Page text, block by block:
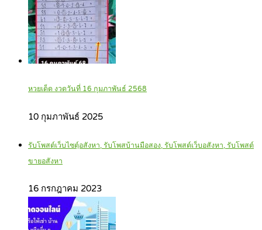
หวยเด็ด งวดวันที่ 16 กุมภาพันธ์ 2568
10 กุมภาพันธ์ 2025
รับโพสต์เว็บไซตฺ์อสังหา, รับโพสบ้านมือสอง, รับโพสต์เว็บอสังหา, รับโพสต์
ขายอสังหา
16 กรกฎาคม 2023